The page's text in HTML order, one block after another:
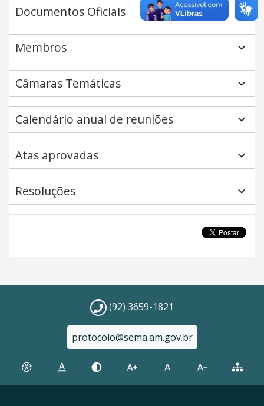
Documentos Oficiais
Membros
Câmaras Temáticas
Calendário anual de reuniões
Atas aprovadas
Resoluções
(92) 3659-1821
protocolo@sema.am.gov.br